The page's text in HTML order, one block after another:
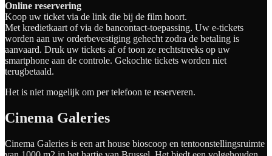
Online reservering
Koop uw ticket via de link die bij de film hoort.
Met kredietkaart of via de bancontact-toepassing. Uw e-tickets
worden aan uw orderbevestiging gehecht zodra de betaling is
aanvaard. Druk uw tickets af of toon ze rechtstreeks op uw
smartphone aan de controle. Gekochte tickets worden niet
terugbetaald.
Het is niet mogelijk om per telefoon te reserveren.
Cinema Galeries
Cinema Galeries is een art house bioscoop en tentoonstellingsruimte